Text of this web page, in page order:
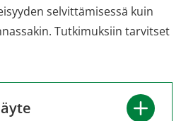
selvittämisessä kuin
Tutkimuksiin tarvitset